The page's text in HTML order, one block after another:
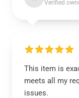
Verified
This item is
meets all my
issues.